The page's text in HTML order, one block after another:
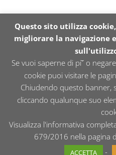
Articoli recenti
Hello world!
Questo sito utilizza
migliorare la navigazione
Se vuoi saperne di pi˘ o
cookie puoi visitare le
Chiudendo questo banner,
cliccando qualunque suo
Visualizza l'informativa
679/2016 nella pagina
ACCETTA -